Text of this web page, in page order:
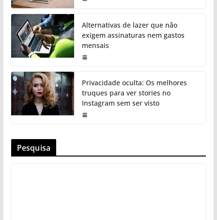
Alternativas de lazer que não
exigem assinaturas nem gastos
mensais
Privacidade oculta: Os melhores
truques para ver stories no
Instagram sem ser visto
Pesquisa